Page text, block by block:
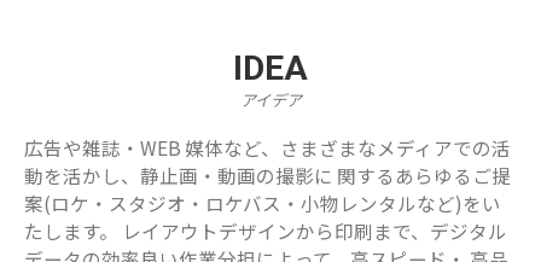
IDEA
アイデア
広告や雑誌・WEB 媒体など、さまざまなメディアでの活
動を活かし、静止画・動画の撮影に 関するあらゆるご提
案(ロケ・スタジオ・ロケバス・小物レンタルなど)をい
たします。 レイアウトデザインから印刷まで、デジタル